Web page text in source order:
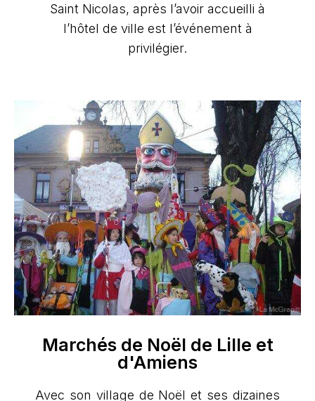
Saint Nicolas, après l’avoir accueilli à
l’hôtel de ville est l’événement à
privilégier.
Marchés de Noël de Lille et
d'Amiens
Avec son village de Noël et ses dizaines